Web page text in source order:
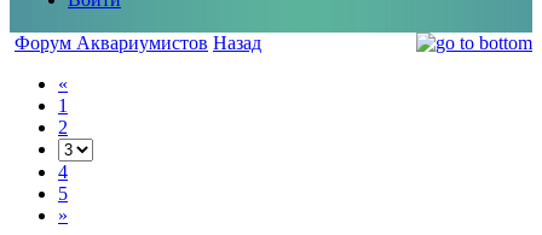
Форум Аквариумистов Назад
«
1
2
4
5
»